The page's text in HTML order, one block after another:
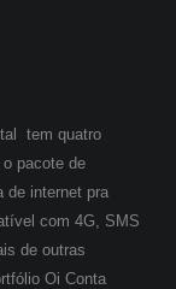
tem quatro
pacote de
de internet pra
com 4G, SMS
de outras
Oi Conta